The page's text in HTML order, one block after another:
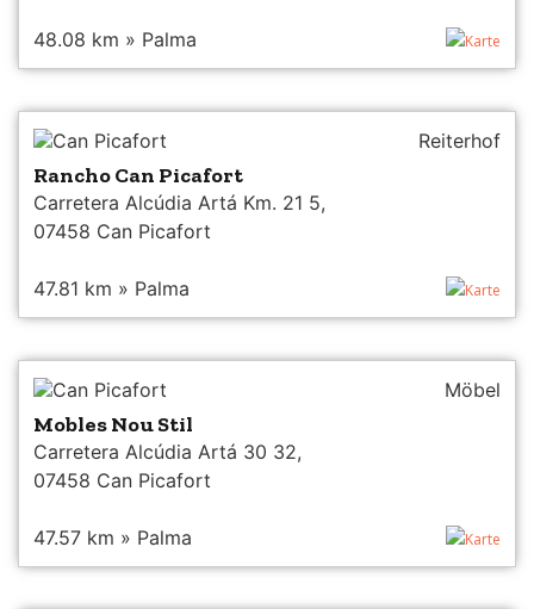
48.08 km » Palma Karte
Can Picafort Reiterhof
Rancho Can Picafort
Carretera Alcúdia Artá Km. 21 5,
07458 Can Picafort
47.81 km » Palma Karte
Can Picafort Möbel
Mobles Nou Stil
Carretera Alcúdia Artá 30 32,
07458 Can Picafort
47.57 km » Palma Karte